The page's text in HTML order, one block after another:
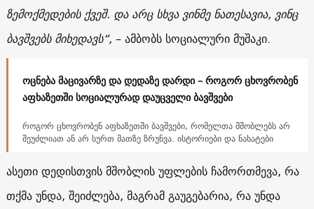
ზემოქმედების ქვეშ. და არც სხვა ვინმე ნათესავია, ვინც
ბავშვებს მიხედავს“, – ამბობს სოციალური მუშაკი.
ოცნება მაცივარზე და დედაზე დარდი – როგორ ცხოვრობენ
აფხაზეთში სოციალურად დაუცველი ბავშვები
როგორ ცხოვრობენ აფხაზეთში ბავშვები, რომელთა მშობლებს არ
შეუძლიათ ან არ სურთ მათზე ზრუნვა. ისტორიები და ნახატები
ასეთი დედისთვის მშობლის უფლების ჩამორთმევა, რა
თქმა უნდა, შეიძლება, მაგრამ გაუგებარია, რა უნდა